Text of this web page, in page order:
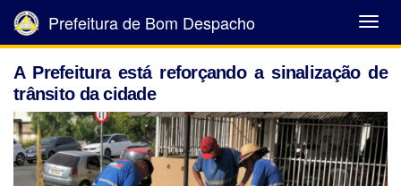
Abrir
Menu
Prefeitura de Bom Despacho
A Prefeitura está reforçando a sinalização de
trânsito da cidade